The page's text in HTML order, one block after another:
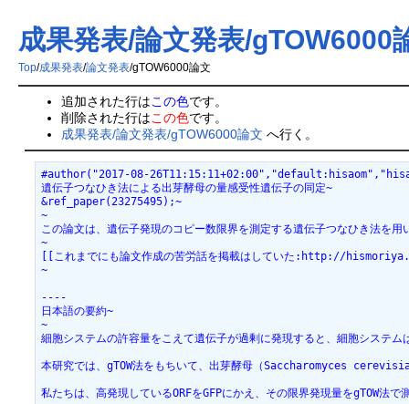
成果発表/論文発表/gTOW6000
Top/成果発表/論文発表/gTOW6000論文
追加された行はこの色です。
削除された行はこの色です。
成果発表/論文発表/gTOW6000論文 へ行く。
#author("2017-08-
遺伝子つなひき法による出芽酵母の量感受性遺伝子の同定~
&ref_paper(23275495);~
~
この論文は、遺伝子発現のコピー数限界を測定する遺伝子つなひき法を
~
[[これまでにも論文作成の苦労話を掲載はしていた:http://hismoriya.com/
~
----
日本語の要約~
~
細胞システムの許容量をこえて遺伝子が過剰に発現すると、細胞システ
本研究では、gTOW法をもちいて、出芽酵母（Saccharomyces
私たちは、高発現しているORFをGFPにかえ、その限界発現量をgTOW